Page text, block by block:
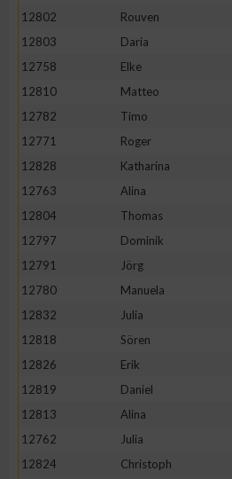
12802
Rouven
12803
Daria
12758
Elke
12810
Matteo
12782
Timo
12771
Roger
12828
Katharina
12763
Alina
12804
Thomas
12797
Dominik
12791
Jörg
12780
Manuela
12832
Julia
12818
Sören
12826
Erik
12819
Daniel
12813
Alina
12762
Julia
12824
Christoph